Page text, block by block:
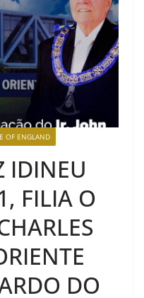
OF ENGLAND
IDINEU
FILIA O
DO